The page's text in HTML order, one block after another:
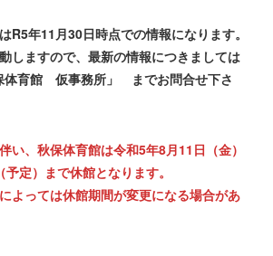
R5年11月30日時点での情報になります。
しますので、最新の情報につきましては
育館 仮事務所」 までお問合せ下さ
い、秋保体育館は令和5年8月11日（金）
定）まで休館となります。
よっては休館期間が変更になる場合があ